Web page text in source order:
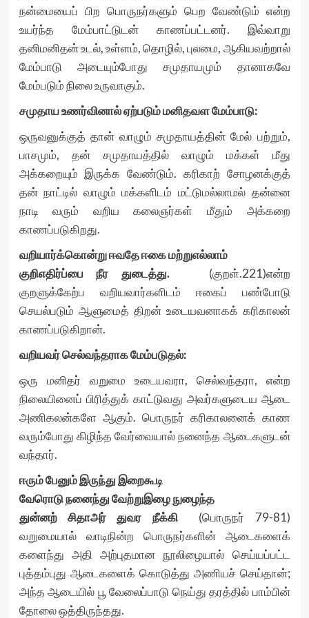
நன்மையைப் பிற பொருநர்களும் பெற வேண்டும் என்ற
உயர்ந்த மேம்பாட்டுடன் காணப்பட்டனர். இவ்வாறு
தனிமனிதன் உடல், உள்ளம், தொழில், புலமை, ஆகியவற்றால்
மேம்பாடு அடையும்போது சமுதாயமும் தானாகவே
மேம்படும் நிலை உருவாகும்.
சமுதாய உணர்வினால் ஏற்படும் மனிதவள மேம்பாடு:
ஒருவனுக்குத் தான் வாழும் சமுதாயத்தின் மேல் பற்றும்,
பாசமும், தன் சமுதாயத்தில் வாழும் மக்கள் மீது
அக்கறையும் இருக்க வேண்டும். கரிகாற் சோழனக்குத்
தன் நாட்டில் வாழும் மக்களிடம் மட்டுமல்லாமல் தன்னை
நாடி வரும் வறிய கலைஞர்கள் மீதும் அக்கறை
காணப்படுகிறது.
வறியார்க்கொன்று ஈவதே ஈகை மற்றுஎல்லாம்
குறிஎதிர்ப்பை நீர துடைத்து. (குறள்.221)என்ற
குறளுக்கேற்ப வறியவார்களிடம் ஈகைப் பண்போடு
செயல்படும் ஆளுமைத் திறன் உடையவனாகக் கரிகாலன்
காணப்படுகிறான்.
வறியவர் செல்வந்தராக மேம்படுதல்:
ஒரு மனிதர் வறுமை உடையவரா, செல்வந்தரா, என்ற
நிலையினைப் பிரித்துக் காட்டுவது அவர்களுடைய ஆடை
அணிகலன்களே ஆகும். பொருநர் கரிகாலனைக் காண
வரும்போது கிழிந்த வேர்வையால் நனைந்த ஆடைகளுடன்
வந்தார்.
ஈரும் பேனும் இருந்து இறைகூடி
வேரொடு நனைந்து வேற்றுஇழை நுழைந்த
துன்னற் சிதாஅர் துவர நீக்கி (பொருநர் 79-81)
வறுமையால் வாடிநின்ற பொருநர்களின் ஆடைகளைக்
களைந்து அதி அற்புதமான நூலிழையால் செய்யப்பட்ட
புத்தம்புது ஆடைகளைக் கொடுத்து அணியச் செய்தான்;
அந்த ஆடையில் பூ வேலைப்பாடு நெய்து தரத்தில் பாம்பின்
தோலை ஒத்திருந்தது.